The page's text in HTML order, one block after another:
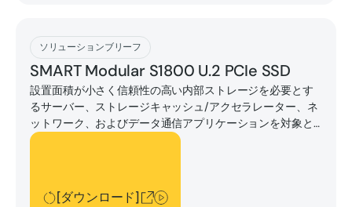
ソリューションブリーフ
SMART Modular S1800 U.2 PCIe SSD
設置面積が小さく信頼性の高い内部ストレージを必要とす
るサーバー、ストレージキャッシュ/アクセラレーター、ネ
ットワーク、およびデータ通信アプリケーションを対象と
しています。
[ダウンロード]
[ダウンロード]
[ダウンロード]